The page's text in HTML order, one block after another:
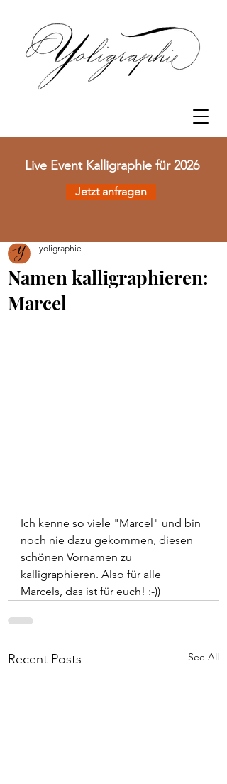
Kalligraphie für 2026
Jetzt anfragen
Namen kalligraphieren:
Marcel
yoligraphie
Ich kenne so viele "Marcel" und bin
noch nie dazu gekommen, diesen
schönen Vornamen zu
kalligraphieren. Also für alle
Marcels, das ist für euch! :-))
Recent Posts See All